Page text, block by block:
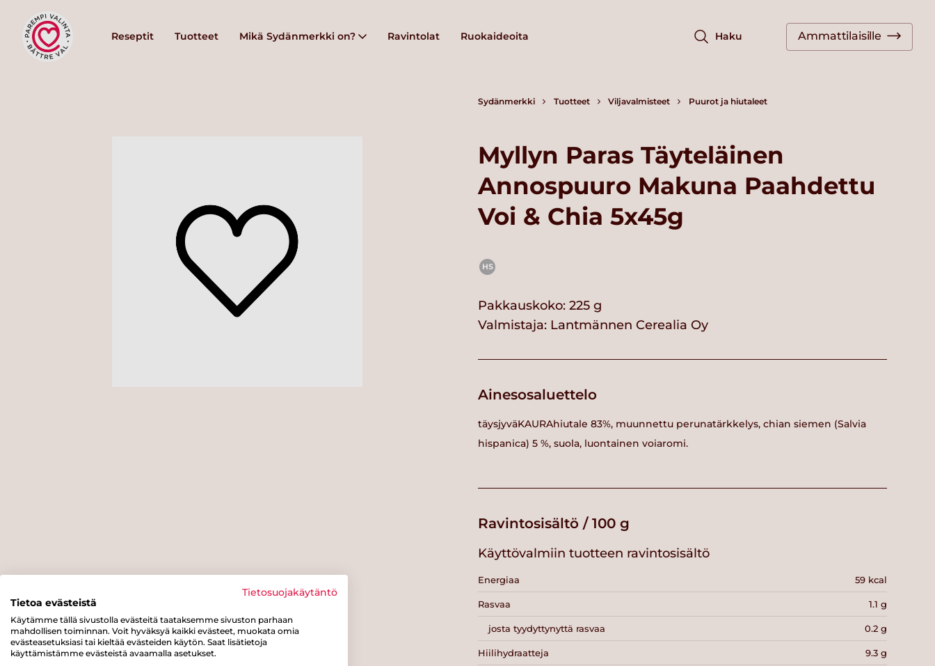
Reseptit Tuotteet Mikä Sydänmerkki on? Ravintolat Ruokaideoita Haku Ammattilaisille
Sydänmerkki Tuotteet Viljavalmisteet Puurot ja hiutaleet
Myllyn Paras Täyteläinen
Annospuuro Makuna Paahdettu
Voi & Chia 5x45g
HS
Pakkauskoko: 225 g
Valmistaja: Lantmännen Cerealia Oy
Ainesosaluettelo
täysjyväKAURAhiutale 83%, muunnettu perunatärkkelys, chian siemen (Salvia
hispanica) 5 %, suola, luontainen voiaromi.
Ravintosisältö / 100 g
Käyttövalmiin tuotteen ravintosisältö
Energiaa 59 kcal
Rasvaa 1.1 g
josta tyydyttynyttä rasvaa 0.2 g
Hiilihydraatteja 9.3 g
Tietosuojakäytäntö
Tietoa evästeistä
Käytämme tällä sivustolla evästeitä taataksemme sivuston parhaan
mahdollisen toiminnan. Voit hyväksyä kaikki evästeet, muokata omia
evästeasetuksiasi tai kieltää evästeiden käytön. Saat lisätietoja
käyttämistämme evästeistä avaamalla asetukset.